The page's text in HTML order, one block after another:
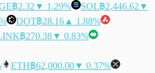
฿2.32 ▼ 1.29% SOL฿2,446.62 ▼
DOT฿28.16 ▲ 1.88%
฿270.38▼ 0.83%
ETH฿62,000.00▼ 0.37%